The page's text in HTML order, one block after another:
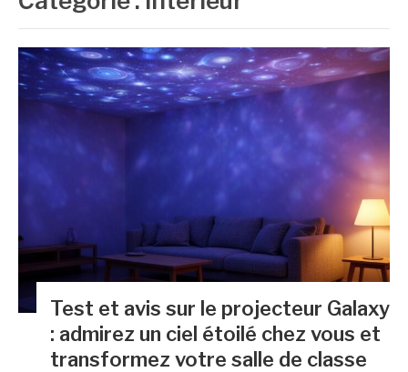
Test et avis sur le projecteur Galaxy
: admirez un ciel étoilé chez vous et
transformez votre salle de classe